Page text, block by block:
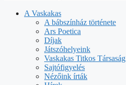
A Vaskakas
A bábszínház története
Ars Poetica
Díjak
Játszóhelyeink
Vaskakas Titkos Társaság
Sajtófigyelés
Nézőink írták